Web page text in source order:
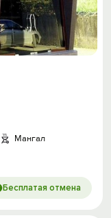
Мангал
Бесплатая отмена